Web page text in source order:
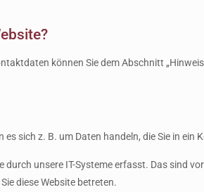
können Sie dem Abschnitt
sich z. B. um Daten handeln, die Sie in ein
unsere IT-Systeme erfasst. Das sind
diese Website betreten.